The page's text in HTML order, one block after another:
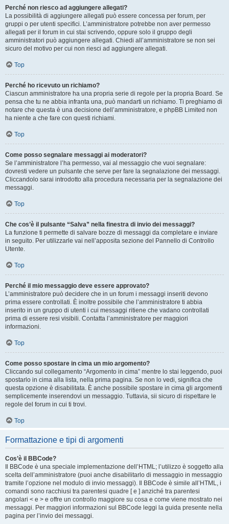
Perché non riesco ad aggiungere allegati?
La possibilità di aggiungere allegati può essere concessa per forum, per
gruppi o per utenti specifici. L’amministratore potrebbe non aver permesso
allegati per il forum in cui stai scrivendo, oppure solo il gruppo degli
amministratori può aggiungere allegati. Chiedi all’amministratore se non sei
sicuro del motivo per cui non riesci ad aggiungere allegati.
Top
Perché ho ricevuto un richiamo?
Ciascun amministratore ha una propria serie di regole per la propria Board. Se
pensa che tu ne abbia infranta una, può mandarti un richiamo. Ti preghiamo di
notare che questa è una decisione dell’amministratore, e phpBB Limited non
ha niente a che fare con questi richiami.
Top
Come posso segnalare messaggi ai moderatori?
Se l’amministratore l’ha permesso, vai al messaggio che vuoi segnalare:
dovresti vedere un pulsante che serve per fare la segnalazione dei messaggi.
Cliccandolo sarai introdotto alla procedura necessaria per la segnalazione dei
messaggi.
Top
Che cos’è il pulsante “Salva” nella finestra di invio dei messaggi?
La funzione ti permette di salvare bozze di messaggi da completare e inviare
in seguito. Per utilizzarle vai nell’apposita sezione del Pannello di Controllo
Utente.
Top
Perché il mio messaggio deve essere approvato?
L’amministratore può decidere che in un forum i messaggi inseriti devono
prima essere controllati. È inoltre possibile che l’amministratore ti abbia
inserito in un gruppo di utenti i cui messaggi ritiene che vadano controllati
prima di essere resi visibili. Contatta l’amministratore per maggiori
informazioni.
Top
Come posso spostare in cima un mio argomento?
Cliccando sul collegamento “Argomento in cima” mentre lo stai leggendo, puoi
spostarlo in cima alla lista, nella prima pagina. Se non lo vedi, significa che
questa opzione è disabilitata. È anche possibile spostare in cima gli argomenti
semplicemente inserendovi un messaggio. Tuttavia, sii sicuro di rispettare le
regole del forum in cui ti trovi.
Top
Formattazione e tipi di argomenti
Cos’è il BBCode?
Il BBCode è una speciale implementazione dell’HTML; l’utilizzo è soggetto alla
scelta dell’amministratore (puoi anche disabilitarlo di messaggio in messaggio
tramite l’opzione nel modulo di invio messaggi). Il BBCode è simile all’HTML, i
comandi sono racchiusi tra parentesi quadre [ e ] anziché tra parentesi
angolari < e > e offre un controllo maggiore su cosa e come viene mostrato nei
messaggi. Per maggiori informazioni sul BBCode leggi la guida presente nella
pagina per l’invio dei messaggi.